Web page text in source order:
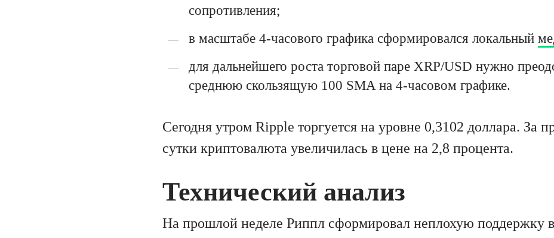
сопротивления;
в масштабе 4-часового графика сформировался локальный
для дальнейшего роста торговой паре XRP/USD нужно
среднюю скользящую 100 SMA на 4-часовом графике.
Сегодня утром Ripple торгуется на уровне 0,3102 доллара. За
сутки криптовалюта увеличилась в цене на 2,8 процента.
Технический анализ
На прошлой неделе Риппл сформировал неплохую поддержку